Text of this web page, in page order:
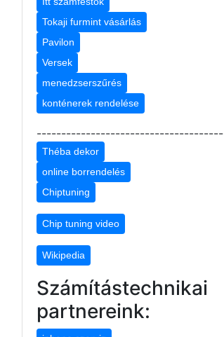
Tokaji furmint vásárlás
Pavilon
Versek
menedzserszűrés
konténerek rendelése
--------------------------------------
Théba dekor
online borrendelés
Chiptuning
Chip tuning video
Wikipedia
Számítástechnikai
partnereink: